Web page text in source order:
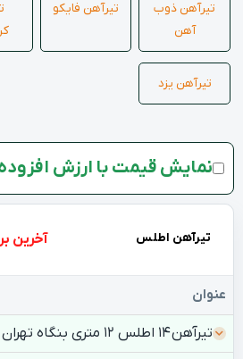
تیرآهن ذوب
آهن
تیرآهن فایکو
تیرآهن یزد
نمایش قیمت با ارزش
تیرآهن اطلس
عنوان
تیرآهن 14 اطلس 12 متری بنگاه تهران